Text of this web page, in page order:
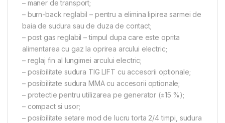
– maner de transport;
– burn-back reglabil – pentru a elimina lipirea sarmei de
baia de sudura sau de duza de contact;
– post gas reglabil – timpul dupa care este oprita
alimentarea cu gaz la oprirea arcului electric;
– reglaj fin al lungimei arcului electric;
– posibilitate sudura TIG LIFT cu accesorii optionale;
– posibilitate sudura MMA cu accesorii optionale;
– protectie pentru utilizarea pe generator (±15 %);
– compact si usor;
– posibilitate setare mod de lucru torta 2/4 timpi, sudura